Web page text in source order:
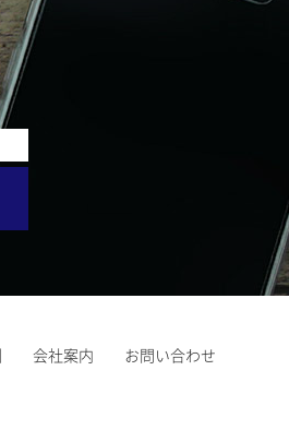
会社案内 お問い合わせ